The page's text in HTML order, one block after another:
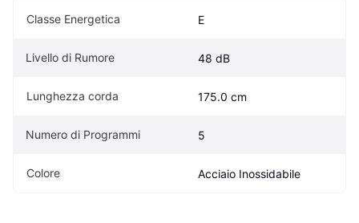
Classe Energetica E
Livello di Rumore 48 dB
Lunghezza corda 175.0 cm
Numero di Programmi 5
Colore Acciaio Inossidabile